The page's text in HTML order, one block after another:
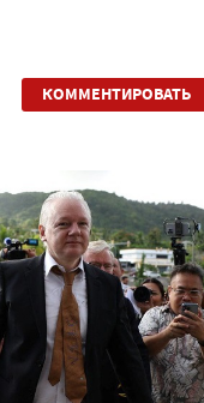
КОММЕНТИРОВАТЬ